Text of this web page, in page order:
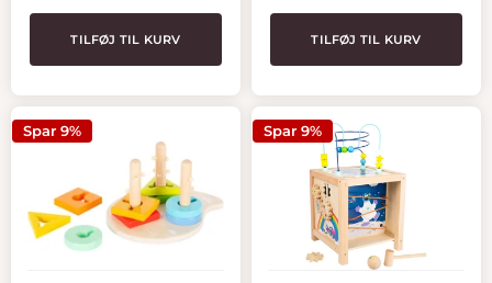
TILFØJ TIL KURV TILFØJ TIL KURV
Spar 9% Spar 9%